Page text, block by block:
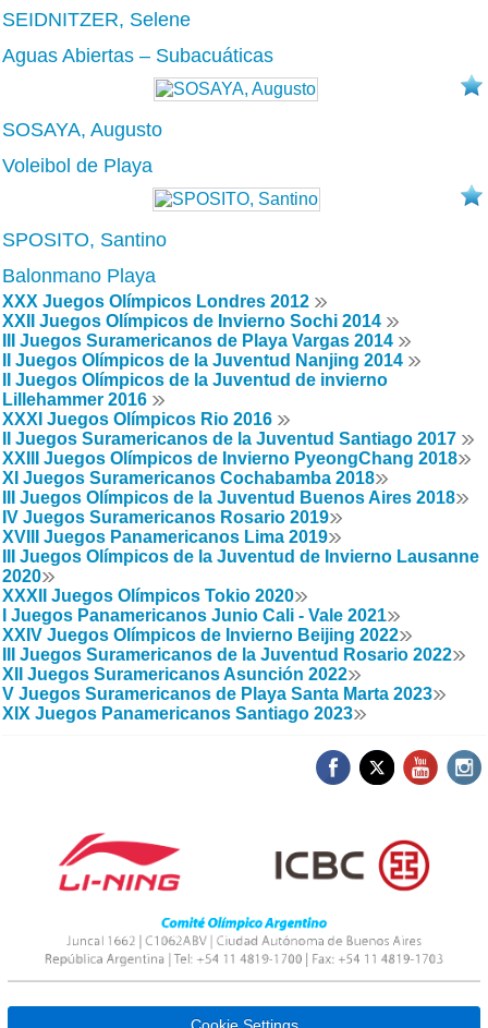
SEIDNITZER, Selene
Aguas Abiertas – Subacuáticas
SOSAYA, Augusto
Voleibol de Playa
SPOSITO, Santino
Balonmano Playa
XXX Juegos Olímpicos Londres 2012
XXII Juegos Olímpicos de Invierno Sochi 2014
III Juegos Suramericanos de Playa Vargas 2014
II Juegos Olímpicos de la Juventud Nanjing 2014
II Juegos Olímpicos de la Juventud de invierno
Lillehammer 2016
XXXI Juegos Olímpicos Rio 2016
II Juegos Suramericanos de la Juventud Santiago 2017
XXIII Juegos Olímpicos de Invierno PyeongChang 2018
XI Juegos Suramericanos Cochabamba 2018
III Juegos Olímpicos de la Juventud Buenos Aires 2018
IV Juegos Suramericanos Rosario 2019
XVIII Juegos Panamericanos Lima 2019
III Juegos Olímpicos de la Juventud de Invierno Lausanne
2020
XXXII Juegos Olímpicos Tokio 2020
I Juegos Panamericanos Junio Cali - Vale 2021
XXIV Juegos Olímpicos de Invierno Beijing 2022
III Juegos Suramericanos de la Juventud Rosario 2022
XII Juegos Suramericanos Asunción 2022
V Juegos Suramericanos de Playa Santa Marta 2023
XIX Juegos Panamericanos Santiago 2023
Cookie Settings